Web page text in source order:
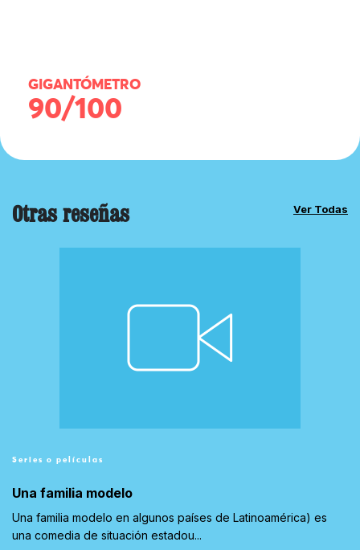
GIGANTÓMETRO
90/100
Otras reseñas Ver Todas
Series o películas
Una familia modelo
Una familia modelo en algunos países de Latinoamérica) es
una comedia de situación estadou...